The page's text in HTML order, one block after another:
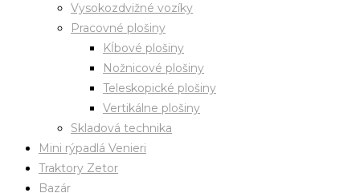
Vysokozdvižné vozíky
Pracovné plošiny
Kĺbové plošiny
Nožnicové plošiny
Teleskopické plošiny
Vertikálne plošiny
Skladová technika
Mini rýpadlá Venieri
Traktory Zetor
Bazár